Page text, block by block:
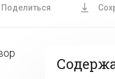
Поделиться